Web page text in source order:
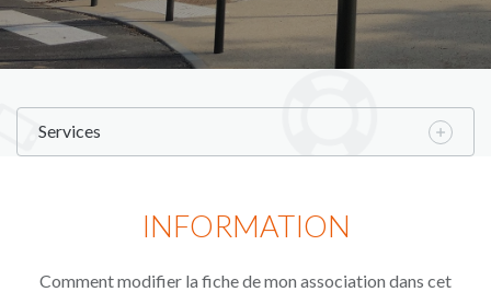
Services
INFORMATION
Comment modifier la fiche de mon association dans cet